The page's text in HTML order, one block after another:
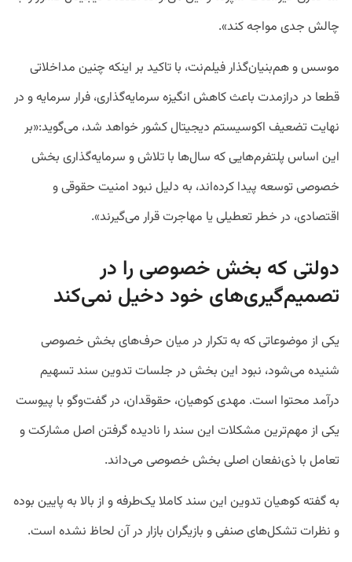
چالش جدی مواجه کند».
موسس و هم‌بنیان‌گذار فیلم‌نت، با تاکید بر اینکه چنین مداخلاتی
قطعا در درازمدت باعث کاهش انگیزه سرمایه‌گذاری، فرار سرمایه و در
نهایت تضعیف اکوسیستم دیجیتال کشور خواهد شد، می‌گوید:«بر
این اساس پلتفرم‌هایی که سال‌ها با تلاش و سرمایه‌گذاری بخش
خصوصی توسعه پیدا کرده‌اند، به دلیل نبود امنیت حقوقی و
اقتصادی، در خطر تعطیلی یا مهاجرت قرار می‌گیرند».
دولتی که بخش خصوصی را در
تصمیم‌گیری‌های خود دخیل نمی‌کند
یکی از موضوعاتی که به تکرار در میان حرف‌های بخش خصوصی
شنیده می‌شود، نبود این بخش در جلسات تدوین سند تسهیم
درآمد محتوا است. مهدی کوهیان، حقوقدان، در گفت‌وگو با پیوست
یکی از مهم‌ترین مشکلات این سند را نادیده گرفتن اصل مشارکت و
تعامل با ذی‌نفعان اصلی بخش خصوصی می‌داند.
به گفته کوهیان تدوین این سند کاملا یک‌طرفه و از بالا به پایین بوده
و نظرات تشکل‌های صنفی و بازیگران بازار در آن لحاظ نشده است.